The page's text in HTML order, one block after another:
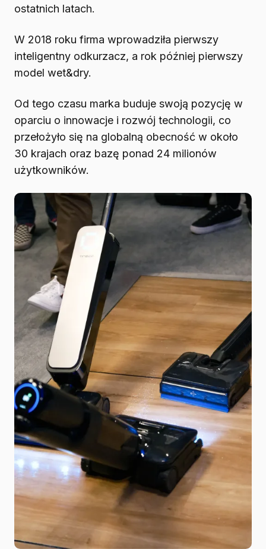
ostatnich latach.
W 2018 roku firma wprowadziła pierwszy
inteligentny odkurzacz, a rok później pierwszy
model wet&dry.
Od tego czasu marka buduje swoją pozycję w
oparciu o innowacje i rozwój technologii, co
przełożyło się na globalną obecność w około
30 krajach oraz bazę ponad 24 milionów
użytkowników.